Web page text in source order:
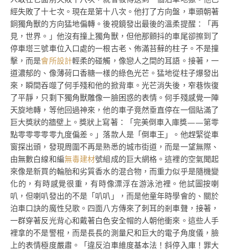
經失敗了十七次。現在是第十八次。他打了方向盤，車頭朝著
銅獨角獸的方向猛地偏轉。後視鏡發出最後的溫柔提醒：「再
見，世界。」他沒有撞上獨角獸，但他那顫抖的車尾卻擦到了
停車塔三號車位入口處的一根古老、佈滿苔蘚的柱子。不是撞
擊，而是會所設計輕柔的碰觸，像戀人之間的耳語。接著，一
道濃郁的、像薄荷口香糖一樣的綠色光芒。猛地從柱子爆發出
來，瞬間吞噬了何手殘和他的掀背車。光芒消失後，窄巷恢復
了平靜，只剩下獨角獸雕像一臉困惑的表情。何手殘感覺一陣
天旋地轉，等他回過神來，他的車子竟然垂直停在一個貼滿了
巨大獎狀的牆壁上。獎狀上寫著：「完美倒車入庫獎——第零
點零零零零零九度偏差。」落款人是「倒車王」。他趕緊從車
窗探出頭，發現周圍不再是熟悉的城市街道，而是一望無際、
由無數白線和編無毒建材號組成的巨大網格。這裡的空氣聞起
來像是新買的輪胎和劣質香水的混合物，而重力似乎是隨機變
化的，有時感覺很重，有時像漂浮在游泳池裡。他試圖按喇
叭，但喇叭發出的不是「叭叭」，而是他童年時學會的、關於
泊車口訣的魔性兒歌。四面八方傳來了刺耳的剎車聲，接著，
一群穿著反光背心和戴著白色安全帽的人朝他衝來。這些人手
裡拿的不是警棍，而是長長的測量尺和巨大的電子角度儀，臉
上的表情極度嚴肅。「違反泊車維度基本法！斜停入庫！罪大